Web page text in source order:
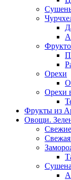
Орехи
Орехи
Фрукты из
Овощи.